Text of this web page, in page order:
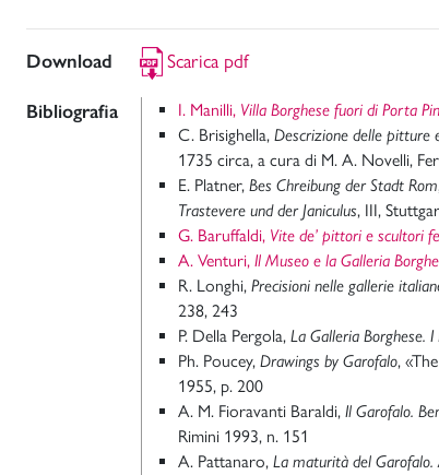
Download Scarica pdf
Bibliografia I. Manilli, Villa Borghese fuori di Porta
C. Brisighella, Descrizione delle pitture
1735 circa, a cura di M. A. Novelli,
E. Platner, Bes Chreibung der Stadt Rom
Trastevere und der Janiculus, III,
G. Baruffaldi, Vite de’ pittori e scultori
A. Venturi, Il Museo e la Galleria
R. Longhi, Precisioni nelle gallerie
238, 243
P. Della Pergola, La Galleria Borghese.
Ph. Poucey, Drawings by Garofalo,
1955, p. 200
A. M. Fioravanti Baraldi, Il Garofalo.
Rimini 1993, n. 151
A. Pattanaro, La maturità del